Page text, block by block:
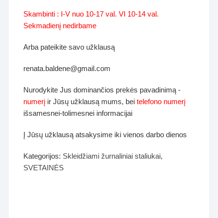
Skambinti : I-V nuo 10-17 val. VI 10-14 val.
Sekmadienį nedirbame
Arba pateikite savo užklausą
renata.baldene@gmail.com
Nurodykite Jus dominančios prekės pavadinimą -
numerį ir Jūsų užklausą mums, beitelefono numerį
išsamesnei-tolimesnei informacijai
Į Jūsų užklausą atsakysime iki vienos darbo dienos
Kategorijos: Skleidžiami žurnaliniai staliukai,
SVETAINĖS